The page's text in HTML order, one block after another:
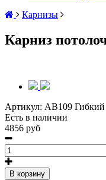
Карнизы
Карниз
Артикул: AB109 Гибкий
Есть в наличии
4856 руб
В корзину